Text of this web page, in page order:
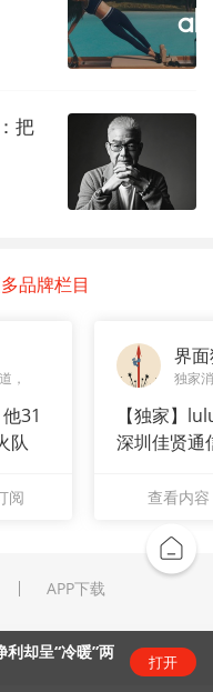
把
品牌栏目
，
31
队
阅
界
独家
【独家】
深圳佳贤通
查看内容
APP下载
利却呈“冷暖”两
打开